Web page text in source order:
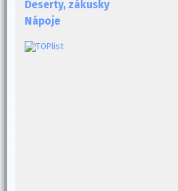
Deserty, zákusky
Nápoje